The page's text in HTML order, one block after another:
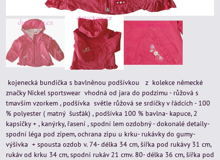
kojenecká bundička s bavlněnou podšívkou z kolekce německé
značky Nickel sportswear vhodná od jara do podzimu - růžová s
tmavším vzorkem , podšívka světle růžová se srdíčky v řádcích - 100
% polyester ( matný šusťák) , podšívka 100 % bavlna- kapuce, 2
kapsičky + , kanýrky, řasení , spodní lem ozdobný - dokonalé detaily-
spodní léga pod zipem, ochrana zipu u krku- rukávky do gumy-
výšivka + spousta ozdob v. 74- délka 34 cm, šířka pod rukávy 31 cm,
rukáv od krku 34 cm, spodní rukáv 21 cmv. 80- délka 36 cm, šířka pod